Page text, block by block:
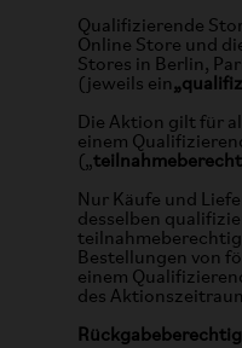
Qualifizierende
Online Store und
Stores in Berlin,
(jeweils ein
Die Aktion gilt für
einem
(„
Nur Käufe und
desselben
Bestellungen von
einem
des